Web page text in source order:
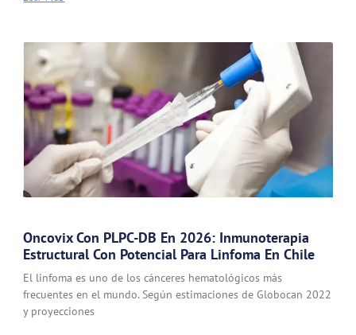
Oncovix Con PLPC-DB En 2026: Inmunoterapia
Estructural Con Potencial Para Linfoma En Chile
El linfoma es uno de los cánceres hematológicos más
frecuentes en el mundo. Según estimaciones de Globocan 2022
y proyecciones